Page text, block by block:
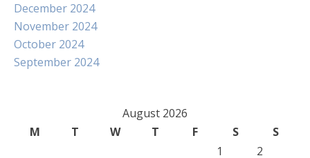
December 2024
November 2024
October 2024
September 2024
August 2026
M
T W T F S
S
1
2